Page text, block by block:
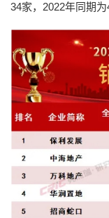
34家，2022年同期为